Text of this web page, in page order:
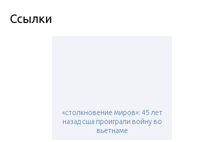
Ссылки
«столкновение миров»: 45 лет
назад сша проиграли войну во
вьетнаме